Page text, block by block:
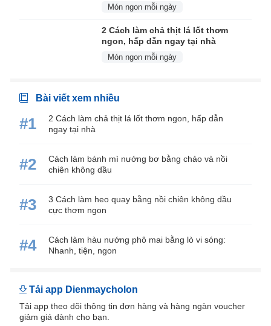
Món ngon mỗi ngày
2 Cách làm chả thịt lá lốt thơm
ngon, hấp dẫn ngay tại nhà
Món ngon mỗi ngày
Bài viết xem nhiều
#1
2 Cách làm chả thịt lá lốt thơm ngon, hấp dẫn
ngay tại nhà
#2
Cách làm bánh mì nướng bơ bằng chảo và nồi
chiên không dầu
#3
3 Cách làm heo quay bằng nồi chiên không dầu
cực thơm ngon
#4
Cách làm hàu nướng phô mai bằng lò vi sóng:
Nhanh, tiện, ngon
Tải app Dienmaycholon
Tải app theo dõi thông tin đơn hàng và hàng ngàn voucher
giảm giá dành cho bạn.